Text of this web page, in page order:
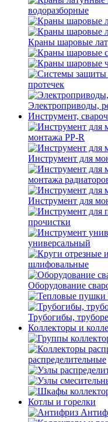
водоразборные
Краны шаровые
протечек
Электроприводы,
Инструмент,
монтажа PP-R
Инструмент для
монтажа
Инструмент для
прочистки
универсальный
шлифовальные
Оборудование
Трубогибы,
Коллекторы и
распределительные
Котлы и горелки